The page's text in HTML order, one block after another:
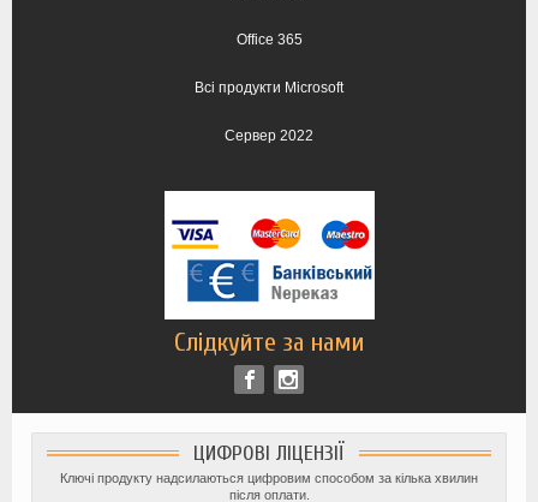
Office 365
Всі продукти Microsoft
Сервер 2022
Слідкуйте за нами
ЦИФРОВІ ЛІЦЕНЗІЇ
Ключі продукту надсилаються цифровим способом за кілька хвилин
після оплати.